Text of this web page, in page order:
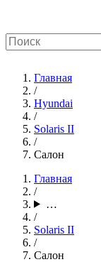
Главная
/
Hyundai
/
Solaris II
/
Салон
Главная
/
…
/
Solaris II
/
Салон